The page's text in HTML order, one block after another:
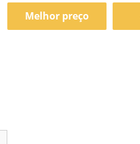
Melhor preço